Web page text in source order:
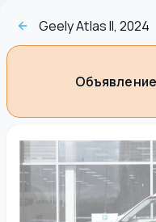
Geely Atlas II, 2024